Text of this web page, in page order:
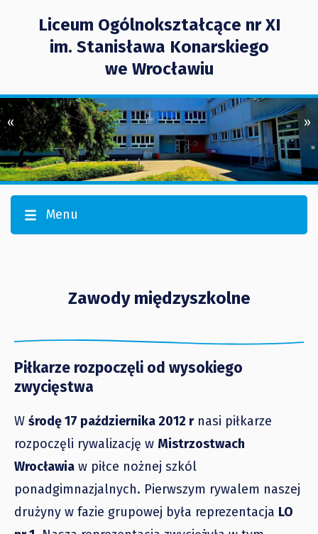
Liceum Ogólnokształcące nr XI
im. Stanisława Konarskiego
we Wrocławiu
« »
Menu
Zawody międzyszkolne
Piłkarze rozpoczęli od wysokiego
zwycięstwa
W środę 17 października 2012 rnasi piłkarze
rozpoczęli rywalizację w Mistrzostwach
Wrocławia w piłce nożnej szkól
ponadgimnazjalnych. Pierwszym rywalem naszej
drużyny w fazie grupowej była reprezentacja LO